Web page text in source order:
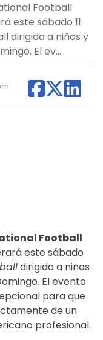
Football
este sábado 11
dirigida a niños y
El ev…
Football
este sábado
dirigida a niños
El evento
para que
de un
profesional.